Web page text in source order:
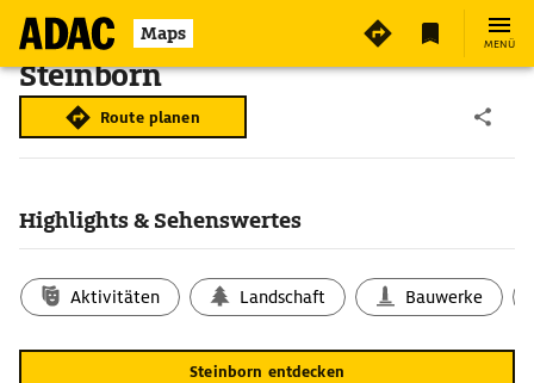
Maps MENÜ
Steinborn
Route planen
Highlights & Sehenswertes
Aktivitäten Landschaft Bauwerke
Steinborn entdecken